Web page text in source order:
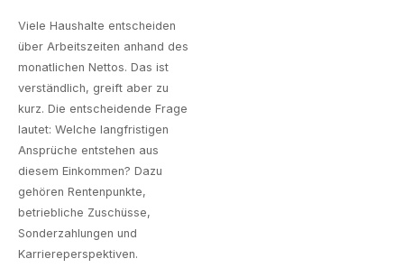
Viele Haushalte entscheiden
über Arbeitszeiten anhand des
monatlichen Nettos. Das ist
verständlich, greift aber zu
kurz. Die entscheidende Frage
lautet: Welche langfristigen
Ansprüche entstehen aus
diesem Einkommen? Dazu
gehören Rentenpunkte,
betriebliche Zuschüsse,
Sonderzahlungen und
Karriereperspektiven.